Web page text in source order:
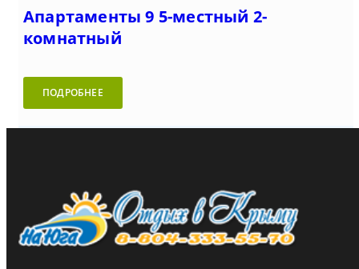
Апартаменты 9 5-местный 2-
комнатный
ПОДРОБНЕЕ